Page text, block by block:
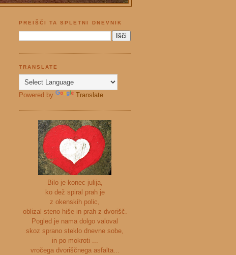
PREIŠČI TA SPLETNI DNEVNIK
TRANSLATE
Powered by Translate
Bilo je konec julija,
ko dež spiral prah je
z okenskih polic,
oblizal steno hiše in prah z dvorišč.
Pogled je nama dolgo valoval
skoz sprano steklo dnevne sobe,
in po mokroti ...
vročega dvoriščnega asfalta...